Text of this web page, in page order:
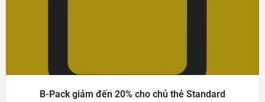
B-Pack giảm đến 20% cho chủ thẻ Standard